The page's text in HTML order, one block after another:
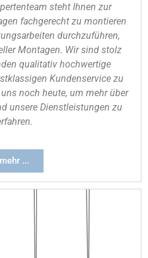
steht Ihnen zur
fachgerecht zu montieren
durchzuführen,
Montagen. Wir sind stolz
qualitativ hochwertige
Kundenservice zu
noch heute, um mehr über
unsere Dienstleistungen zu
mehr ...